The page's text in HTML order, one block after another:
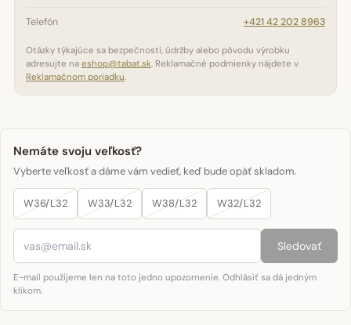
Telefón +421 42 202 8963
Otázky týkajúce sa bezpečnosti, údržby alebo pôvodu výrobku
adresujte na eshop@tabat.sk. Reklamačné podmienky nájdete v
Reklamačnom poriadku.
Nemáte svoju veľkosť?
Vyberte veľkosť a dáme vám vedieť, keď bude opäť skladom.
W36/L32 W33/L32 W38/L32 W32/L32
Sledovať
E-mail použijeme len na toto jedno upozornenie. Odhlásiť sa dá jedným
klikom.